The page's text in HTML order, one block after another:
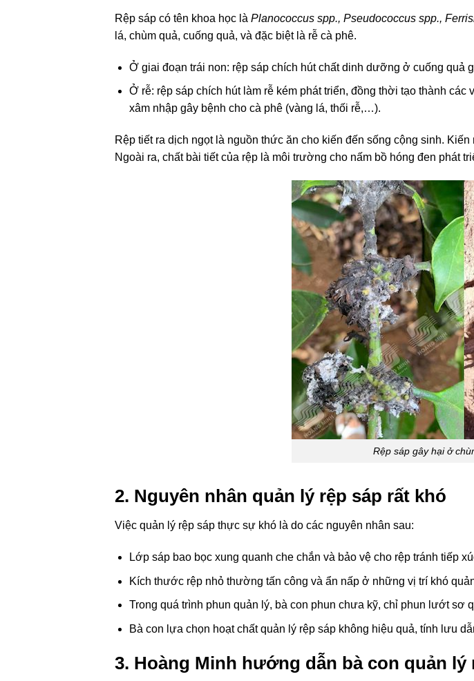
Rệp sáp có tên khoa học làPlanococcus spp., Pseudococcus spp.,
lá, chùm quả, cuống quả, và đặc biệt là rễ cà phê.
Ở giai đoạn trái non: rệp sáp chích hút chất dinh dưỡng ở cuống quả
Ở rễ: rệp sáp chích hút làm rễ kém phát triển, đồng thời tạo thành
xâm nhập gây bệnh cho cà phê (vàng lá, thối rễ,…).
Rệp tiết ra dịch ngọt là nguồn thức ăn cho kiến đến sống cộng sinh.
Ngoài ra, chất bài tiết của rệp là môi trường cho nấm bồ hóng đen phát
Rệp sáp gây hại ở
2. Nguyên nhân quản lý rệp sáp rất khó
Việc quản lý rệp sáp thực sự khó là do các nguyên nhân sau:
Lớp sáp bao bọc xung quanh che chắn và bảo vệ cho rệp tránh tiếp
Kích thước rệp nhỏ thường tấn công và ẩn nấp ở những vị trí khó
Trong quá trình phun quản lý, bà con phun chưa kỹ, chỉ phun lướt sơ
Bà con lựa chọn hoạt chất quản lý rệp sáp không hiệu quả, tính lưu
3. Hoàng Minh hướng dẫn bà con quản lý